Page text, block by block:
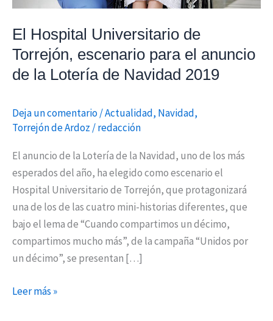
El Hospital Universitario de
Torrejón, escenario para el anuncio
de la Lotería de Navidad 2019
Deja un comentario/Actualidad, Navidad,
Torrejón de Ardoz /redacción
El anuncio de la Lotería de la Navidad, uno de los más
esperados del año, ha elegido como escenario el
Hospital Universitario de Torrejón, que protagonizará
una de los de las cuatro mini-historias diferentes, que
bajo el lema de “Cuando compartimos un décimo,
compartimos mucho más”, de la campaña “Unidos por
un décimo”, se presentan […]
de
la
de
2019
Leer más »